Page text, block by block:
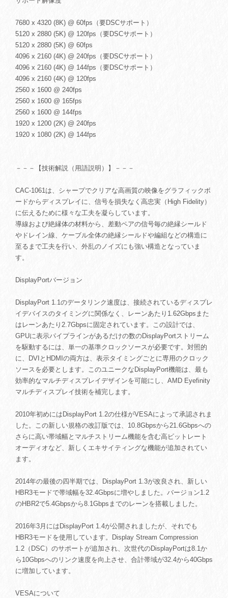
7680 x 4320 (8K) @ 60fps（要DSCサポート）
5120 x 2880 (5K) @ 120fps（要DSCサポート）
5120 x 2880 (5K) @ 60fps
4096 x 2160 (4K) @ 240fps（要DSCサポート）
4096 x 2160 (4K) @ 144fps（要DSCサポート）
4096 x 2160 (4K) @ 120fps
2560 x 1600 @ 240fps
2560 x 1600 @ 165fps
2560 x 1600 @ 144fps
1920 x 1200 (2K) @ 240fps
1920 x 1080 (2K) @ 144fps
－－－【技術解説（用語説明）】－－－
CAC-1061は、シャープでクリアな高画質の映像をグラフィックボ
ードからディスプレイに、信号を損失なく高忠実（High Fidelity）
に伝えるために様々な工夫を凝らしています。
導線および絶縁体の材料から、差動ペアの信号毎の絶縁シールド
やドレイン線、ケーブル全体の絶縁シールドや編組などの構造に
至るまで工夫を行い、外乱のノイズにも強い構造となっていま
す。
DisplayPortバージョン
DisplayPort 1.1のデータリンク速度は、接続されているディスプレ
イデバイスのタイミングに関係なく、レーンあたり1.62Gbpsまた
はレーンあたり2.7Gbpsに固定されています。この設計では、
GPUに表示パイプラインがあるだけの数のDisplayPortストリーム
を駆動するには、単一の基準クロックソースが必要です。対照的
に、DVIとHDMIの両方は、表示タイミングごとに専用のクロック
ソースを必要とします。このユニークなDisplayPort機能は、最も
効率的なマルチディスプレイデザインを可能にし、AMD Eyefinity
マルチディスプレイ技術を補完します。
2010年初めにはDisplayPort 1.2の仕様がVESAによって承認されま
した。この新しい規格の改訂版では、10.8Gbpsから21.6Gbpsへの
さらに高い帯域幅とマルチストリーム機能を含む高ビットレート
オーディオなど、新しくエキサイティングな機能が追加されてい
ます。
2014年の最後の四半期では、DisplayPort 1.3が改良され、新しい
HBR3モードで帯域幅を32.4Gbpsに増やしました。バージョン1.2
のHBR2で5.4Gbpsから8.1Gbpsまでのレーンを搭載しました。
2016年3月にはDisplayPort 1.4が公開されましたが、それでも
HBR3モードを使用しています。Display Stream Compression
1.2（DSC）のサポートが追加され、次世代のDisplayPortは8.1か
ら10Gbpsへのリンク速度を向上させ、合計帯域が32.4から40Gbps
に増加しています。
VESAについて